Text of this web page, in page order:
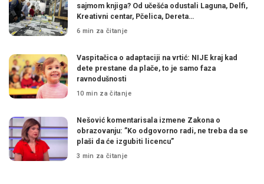
sajmom knjiga? Od učešća odustali Laguna, Delfi,
Kreativni centar, Pčelica, Dereta…
6 min za čitanje
Vaspitačica o adaptaciji na vrtić: NIJE kraj kad
dete prestane da plače, to je samo faza
ravnodušnosti
10 min za čitanje
Nešović komentarisala izmene Zakona o
obrazovanju: ”Ko odgovorno radi, ne treba da se
plaši da će izgubiti licencu”
3 min za čitanje